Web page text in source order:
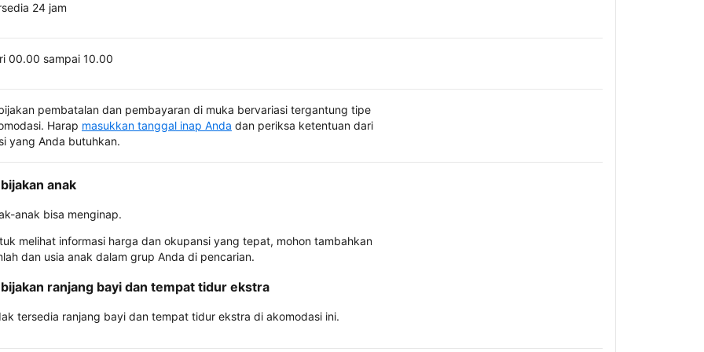
24 jam
00.00 sampai 10.00
pembatalan dan pembayaran di muka bervariasi tergantung tipe
Harap masukkan tanggal inap Anda dan periksa ketentuan dari
yang Anda butuhkan.
anak
anak bisa menginap.
melihat informasi harga dan okupansi yang tepat, mohon tambahkan
dan usia anak dalam grup Anda di pencarian.
ranjang bayi dan tempat tidur ekstra
tersedia ranjang bayi dan tempat tidur ekstra di akomodasi ini.